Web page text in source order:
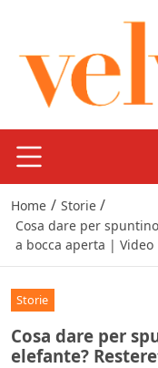
Home / Storie /
Cosa dare per
a bocca aperta | Video
Storie
Cosa dare per
elefante?